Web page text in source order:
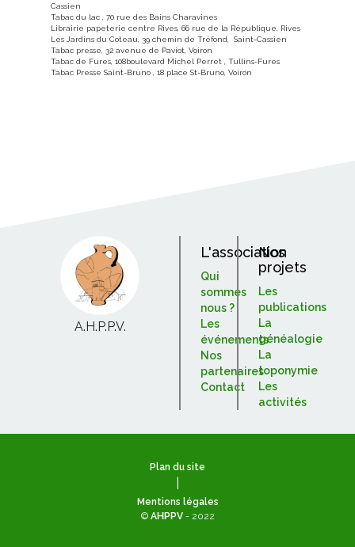
Cassien
Tabac du lac , 70 rue des Bains Charavines
Librairie papeterie centre Rives, 66 rue de la République, Rives
Les Jardins du Coteau, 39 chemin de Tréfond, Saint-Cassien
Tabac presse, 32 avenue de Paviot, Voiron
Tabac de Fures, 108boulevard Michel Perret , Tullins-Fures
Tabac Presse Saint-Bruno , 18 place St-Bruno, Voiron
A.H.P.P.V.
L'association
Qui
sommes
nous ?
Les
événements
Nos
partenaires
Contact
Nos
projets
Les
publications
La
généalogie
La
toponymie
Les
activités
Plan du site
Mentions légales
© AHPPV- 2022